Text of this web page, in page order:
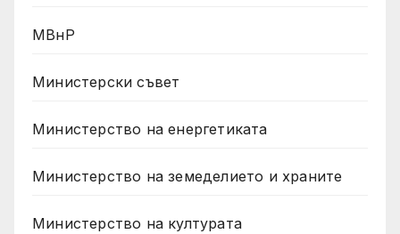
МВнР
Министерски съвет
Министерство на енергетиката
Министерство на земеделието и храните
Министерство на културата